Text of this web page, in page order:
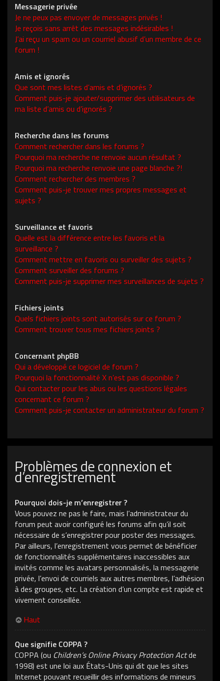
Messagerie privée
Je ne peux pas envoyer de messages privés !
Je reçois sans arrêt des messages indésirables !
J’ai reçu un spam ou un courriel abusif d’un membre de ce
forum !
Amis et ignorés
Que sont mes listes d’amis et d’ignorés ?
Comment puis-je ajouter/supprimer des utilisateurs de
ma liste d’amis ou d’ignorés ?
Recherche dans les forums
Comment rechercher dans les forums ?
Pourquoi ma recherche ne renvoie aucun résultat ?
Pourquoi ma recherche renvoie une page blanche ?!
Comment rechercher des membres ?
Comment puis-je trouver mes propres messages et
sujets ?
Surveillance et favoris
Quelle est la différence entre les favoris et la
surveillance ?
Comment mettre en favoris ou surveiller des sujets ?
Comment surveiller des forums ?
Comment puis-je supprimer mes surveillances de sujets ?
Fichiers joints
Quels fichiers joints sont autorisés sur ce forum ?
Comment trouver tous mes fichiers joints ?
Concernant phpBB
Qui a développé ce logiciel de forum ?
Pourquoi la fonctionnalité X n’est pas disponible ?
Qui contacter pour les abus ou les questions légales
concernant ce forum ?
Comment puis-je contacter un administrateur du forum ?
Problèmes de connexion et
d’enregistrement
Pourquoi dois-je m’enregistrer ?
Vous pouvez ne pas le faire, mais l’administrateur du
forum peut avoir configuré les forums afin qu’il soit
nécessaire de s’enregistrer pour poster des messages.
Par ailleurs, l’enregistrement vous permet de bénéficier
de fonctionnalités supplémentaires inaccessibles aux
invités comme les avatars personnalisés, la messagerie
privée, l’envoi de courriels aux autres membres, l’adhésion
à des groupes, etc. La création d’un compte est rapide et
vivement conseillée.
Haut
Que signifie COPPA ?
COPPA (ou Children’s Online Privacy Protection Actde
1998) est une loi aux États-Unis qui dit que les sites
Internet pouvant recueillir des informations de mineurs